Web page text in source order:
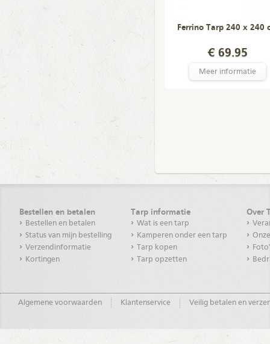
Ferrino Tarp 240 x 240
€ 69.95
Meer informatie
Bestellen en betalen
Bestellen en betalen
Status van mijn bestelling
Verzendinformatie
Kortingen
Tarp informatie
Wat is een tarp
Kamperen onder een tarp
Tarp kopen
Tarp opzetten
Over
Algemene voorwaarden Klantenservice Veilig betalen en